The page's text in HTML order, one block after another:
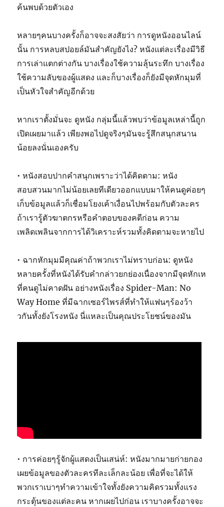
ค้นพบด้วยตัวเอง
หลายๆคนบางครั้งก็อาจจะสงสัยว่า การดูหนังออนไลน์
นั้น การหลบสปอยล์มันสำคัญยังไง? หนังแต่ละเรื่องมีวิธี
การเล่าแตกต่างกัน บางเรื่องใช้ความลุ้นระทึก บางเรื่อง
ใช้ความลับของผู้แสดง และก็บางเรื่องก็ยังมีจุดหักมุมที่
เป็นหัวใจสำคัญอีกด้วย
หากเราตั้งมั่นจะ ดูหนัง กลุ่มนี้แล้วพบว่าข้อมูลเหล่านี้ถูก
เปิดเผยมาแล้ว เพียงพอไปดูจริงๆมันจะรู้สึกสนุกสนาน
น้อยลงนั่นเองครับ
• หนังสอบปากคำสนุกเพราะว่าได้คิดตาม: หนัง
สอบสวนมากไม่น้อยเลยทีเดียวออกแบบมาให้คนดูค่อยๆ
เก็บข้อมูลแล้วก็เชื่อมโยงเค้าเงื่อนไปพร้อมกับตัวละคร
ถ้าเรารู้ตัวฆาตกรหรือคำตอบของคดีก่อน ความ
เพลิดเพลินจากการได้วิเคราะห์รวมทั้งคิดตามจะหายไป
• ฉากหักมุมมีคุณค่าถ้าพวกเราไม่ทราบก่อน: ดูหนัง
หลายครั้งที่หนังได้รับคำกล่าวยกย่องเนื่องจากมีจุดหักเห
ที่คนดูไม่คาดฝัน อย่างหนังเรื่อง Spider-Man: No
Way Home ที่มีฉากเซอร์ไพรส์ที่ทำให้แฟนๆร้องว้า
วกันทั้งยังโรงหนัง นี่แหละเป็นคุณประโยชน์ของมัน
• การค่อยๆรู้จักผู้แสดงเป็นเสน่ห์: หนังมากมายก่ายกอง
เผยข้อมูลของตัวละครทีละเล็กละน้อย เพื่อที่จะได้ให้
พวกเราเบาๆทำความเข้าใจทั้งยังความคิดรวมทั้งแรง
กระตุ้นของแต่ละคน หากเผยไปก่อน เราบางครั้งอาจจะ